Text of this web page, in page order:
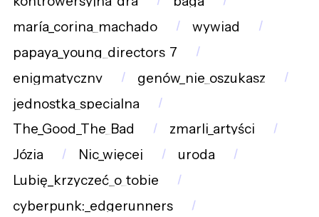
maría_corina_machado
wywiad
papaya_young_directors_7
enigmatyczny
genów_nie_oszukasz
jednostka_specjalna
The_Good_The_Bad
zmarli_artyści
Józia
Nic_więcej
uroda
Lubię_krzyczeć_o_tobie
cyberpunk:_edgerunners